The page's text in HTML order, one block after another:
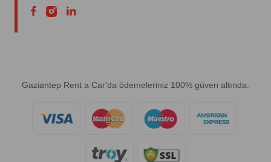
Gaziantep Rent a Car'da ödemeleriniz 100% güven altında.